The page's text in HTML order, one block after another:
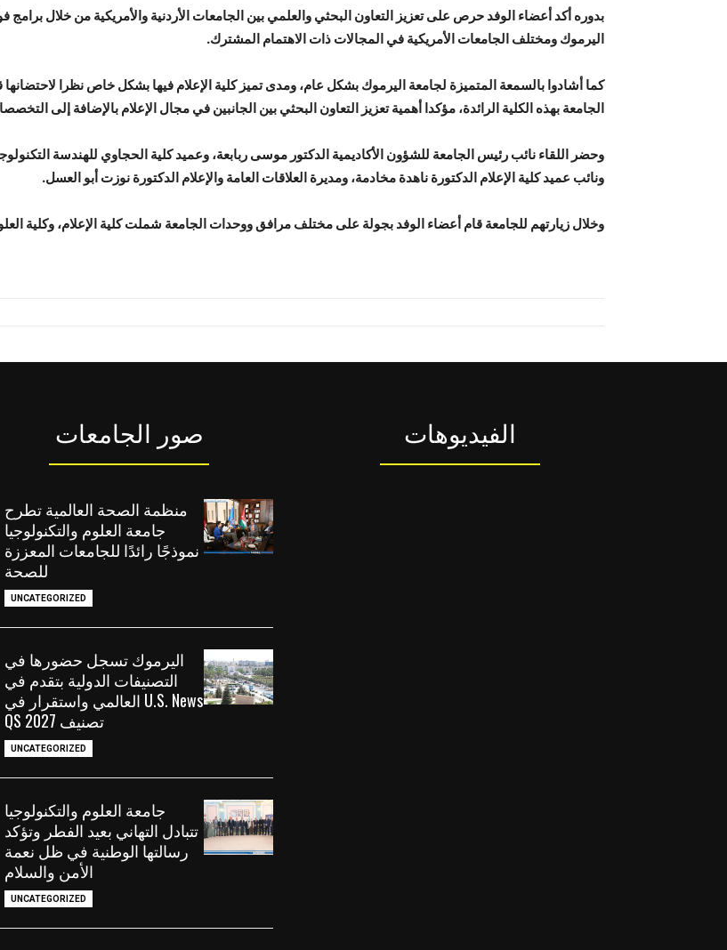
بدوره أكد أعضاء الوفد حرص على تعزيز التعاون البحثي والعلمي بين الجامعات الأردنية والأمريكية من خلال برامج
اليرموك ومختلف الجامعات الأمريكية في المجالات ذات الاهتمام المشترك.
كما أشادوا بالسمعة المتميزة لجامعة اليرموك بشكل عام، ومدى تميز كلية الإعلام فيها بشكل خاص نظرا
الجامعة بهذه الكلية الرائدة، مؤكدا أهمية تعزيز التعاون البحثي بين الجانبين في مجال الإعلام بالإضافة إلى
وحضر اللقاء نائب رئيس الجامعة للشؤون الأكاديمية الدكتور موسى ربابعة، وعميد كلية الحجاوي للهندسة
ونائب عميد كلية الإعلام الدكتورة ناهدة مخادمة، ومديرة العلاقات العامة والإعلام الدكتورة نوزت أبو العسل.
وخلال زيارتهم للجامعة قام أعضاء الوفد بجولة على مختلف مرافق ووحدات الجامعة شملت كلية الإعلام، وكلية
صور الجامعات
منظمة الصحة العالمية تطرح
جامعة العلوم والتكنولوجيا
نموذجًا رائدًا للجامعات المعززة
للصحة
UNCATEGORIZED
اليرموك تسجل حضورها في
التصنيفات الدولية بتقدم في
U.S. News العالمي واستقرار في
تصنيف QS 2027
UNCATEGORIZED
جامعة العلوم والتكنولوجيا
تتبادل التهاني بعيد الفطر وتؤكد
رسالتها الوطنية في ظل نعمة
الأمن والسلام
UNCATEGORIZED
الفيديوهات